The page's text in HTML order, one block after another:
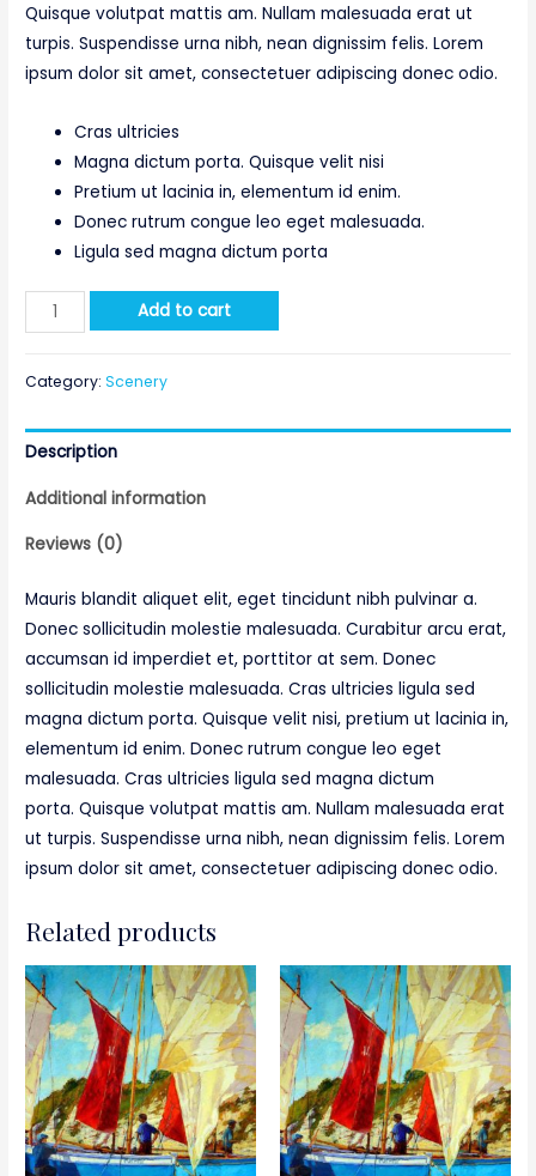
Quisque volutpat mattis am. Nullam malesuada erat ut
turpis. Suspendisse urna nibh, nean dignissim felis. Lorem
ipsum dolor sit amet, consectetuer adipiscing donec odio.
Cras ultricies
Magna dictum porta. Quisque velit nisi
Pretium ut lacinia in, elementum id enim.
Donec rutrum congue leo eget malesuada.
Ligula sed magna dictum porta
Add to cart
Category:Scenery
Description
Additional information
Reviews (0)
Mauris blandit aliquet elit, eget tincidunt nibh pulvinar a.
Donec sollicitudin molestie malesuada. Curabitur arcu erat,
accumsan id imperdiet et, porttitor at sem. Donec
sollicitudin molestie malesuada. Cras ultricies ligula sed
magna dictum porta. Quisque velit nisi, pretium ut lacinia in,
elementum id enim. Donec rutrum congue leo eget
malesuada. Cras ultricies ligula sed magna dictum
porta. Quisque volutpat mattis am. Nullam malesuada erat
ut turpis. Suspendisse urna nibh, nean dignissim felis. Lorem
ipsum dolor sit amet, consectetuer adipiscing donec odio.
Related products